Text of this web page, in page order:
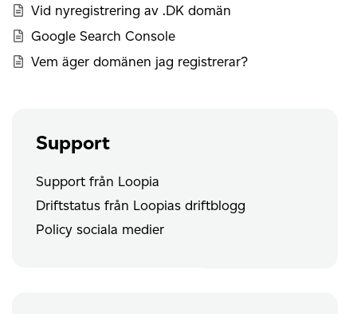
Vid nyregistrering av .DK domän
Google Search Console
Vem äger domänen jag registrerar?
Support
Support från Loopia
Driftstatus från Loopias driftblogg
Policy sociala medier